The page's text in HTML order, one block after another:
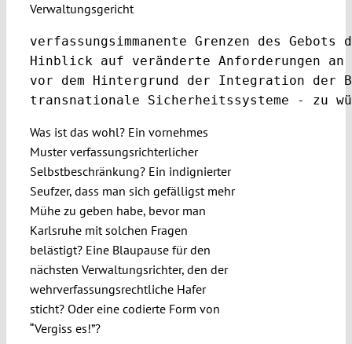
Verwaltungsgericht
verfassungsimmanente Grenzen des
Hinblick auf veränderte Anforderungen
vor dem Hintergrund der Integration der
transnationale Sicherheitssysteme - zu
Was ist das wohl? Ein vornehmes
Muster verfassungsrichterlicher
Selbstbeschränkung? Ein indignierter
Seufzer, dass man sich gefälligst mehr
Mühe zu geben habe, bevor man
Karlsruhe mit solchen Fragen
belästigt? Eine Blaupause für den
nächsten Verwaltungsrichter, den der
wehrverfassungsrechtliche Hafer
sticht? Oder eine codierte Form von
“Vergiss es!”?